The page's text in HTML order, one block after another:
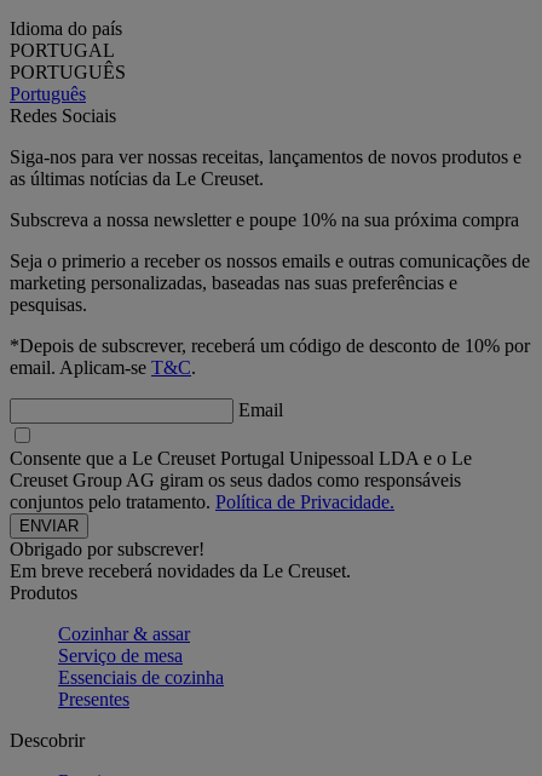
Idioma do país
PORTUGAL
PORTUGUÊS
Português
Redes Sociais
Siga-nos para ver nossas receitas, lançamentos de novos produtos e
as últimas notícias da Le Creuset.
Subscreva a nossa newsletter e poupe 10% na sua próxima compra
Seja o primerio a receber os nossos emails e outras comunicações de
marketing personalizadas, baseadas nas suas preferências e
pesquisas.
*Depois de subscrever, receberá um código de desconto de 10% por
email. Aplicam-se T&C.
Email
Consente que a Le Creuset Portugal Unipessoal LDA e o Le
Creuset Group AG giram os seus dados como responsáveis
conjuntos pelo tratamento. Política de Privacidade.
Obrigado por subscrever!
Em breve receberá novidades da Le Creuset.
Produtos
Cozinhar & assar
Serviço de mesa
Essenciais de cozinha
Presentes
Descobrir